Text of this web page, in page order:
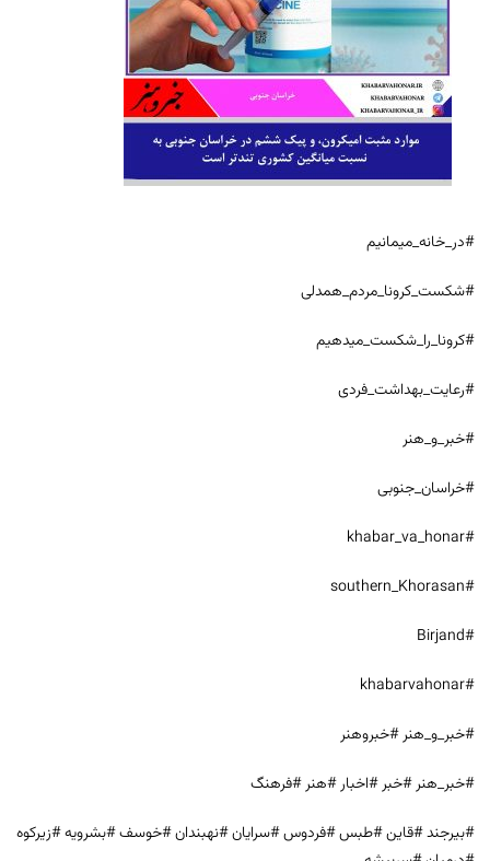
#در_خانه_میمانیم
#شکست_کرونا_مردم_همدلی
#کرونا_را_شکست_میدهیم
#رعایت_بهداشت_فردی
#خبر_و_هنر
#خراسان_جنوبی
#khabar_va_honar
#southern_Khorasan
#Birjand
#khabarvahonar
#خبر_و_هنر #خبروهنر
#خبر_هنر #خبر #اخبار #هنر #فرهنگ
#بیرجند #قاین #طبس #فردوس #سرایان #نهبندان #خوسف #بشرویه #زیرکوه